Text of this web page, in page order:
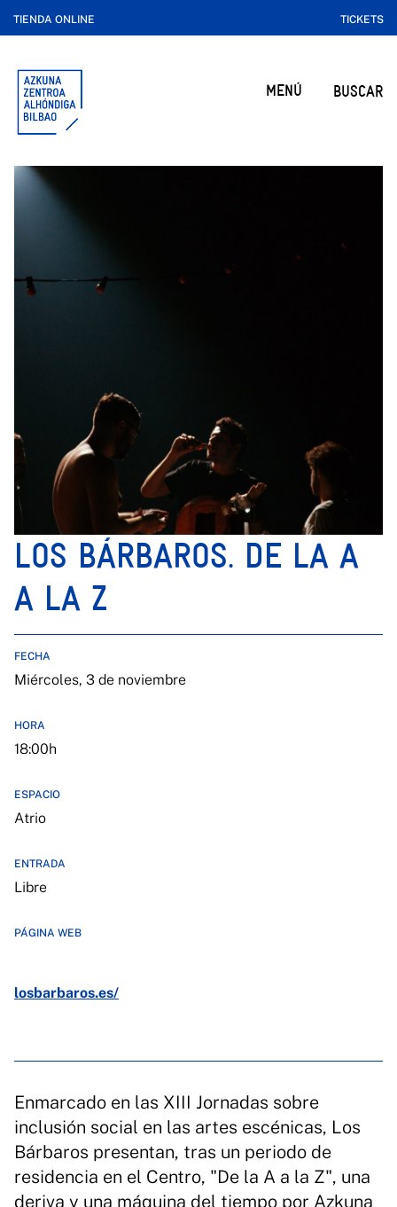
TIENDA ONLINE TICKETS
MENÚ BUSCAR
LOS BÁRBAROS. DE LA A
A LA Z
FECHA
Miércoles, 3 de noviembre
HORA
18:00h
ESPACIO
Atrio
ENTRADA
Libre
PÁGINA WEB
losbarbaros.es/
Enmarcado en las XIII Jornadas sobre
inclusión social en las artes escénicas, Los
Bárbaros presentan, tras un periodo de
residencia en el Centro, "De la A a la Z", una
deriva y una máquina del tiempo por Azkuna